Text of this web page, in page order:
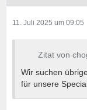
11. Juli 2025 um 09:05
Zitat von
Wir suchen
für unsere